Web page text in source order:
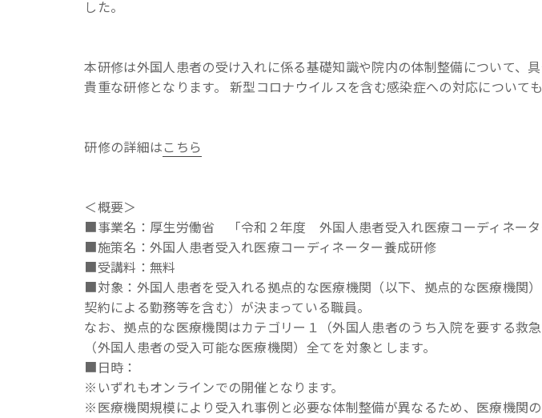
した。
本研修は外国人患者の受け入れに係る基礎知識や院内の体制整備について、
貴重な研修となります。 新型コロナウイルスを含む感染症への対応についても
研修の詳細はこちら
＜概要＞
■事業名：厚生労働省 「令和２年度 外国人患者受入れ医療コーディネータ
■施策名：外国人患者受入れ医療コーディネーター養成研修
■受講料：無料
■対象：外国人患者を受入れる拠点的な医療機関（以下、拠点的な医療機関
契約による勤務等を含む）が決まっている職員。
なお、拠点的な医療機関はカテゴリー１（外国人患者のうち入院を要する救
（外国人患者の受入可能な医療機関）全てを対象とします。
■日時：
※いずれもオンラインでの開催となります。
※医療機関規模により受入れ事例と必要な体制整備が異なるため、医療機関